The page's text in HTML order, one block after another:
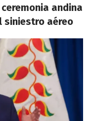
andina
siniestro aéreo